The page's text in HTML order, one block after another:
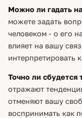
Можно ли гадать
можете задать
человеком - о его
влияет на вашу
интерпретировать
Точно ли сбудется
отражают
отменяют вашу
воспринимать как